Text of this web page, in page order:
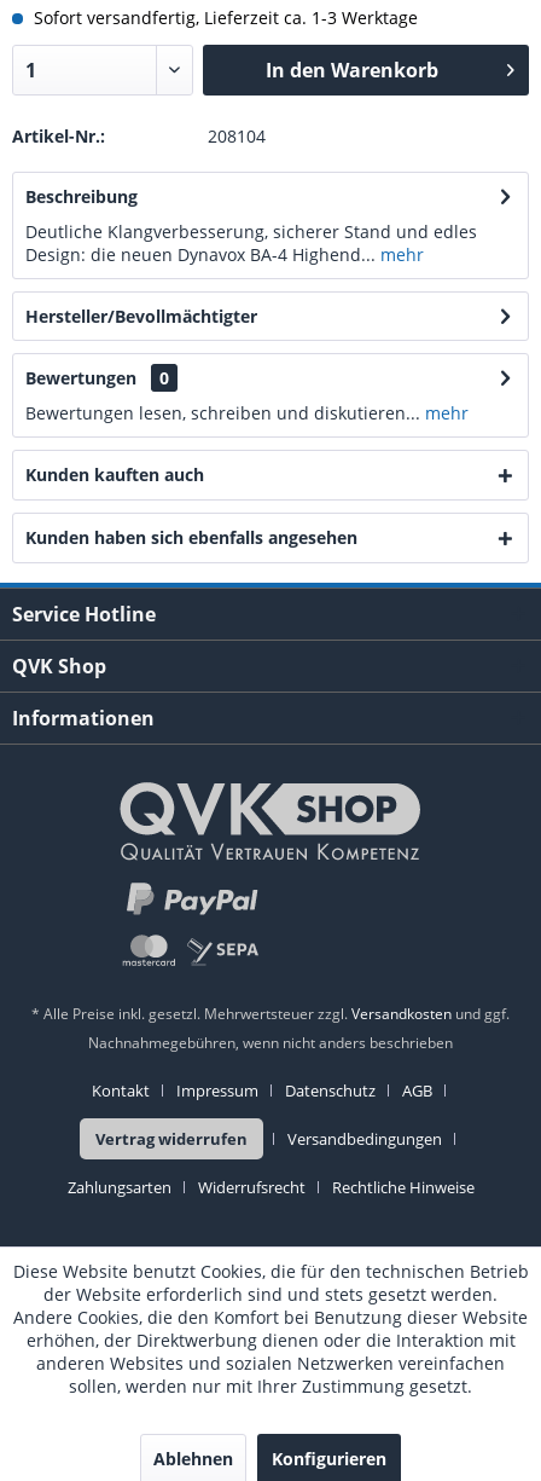
Sofort versandfertig, Lieferzeit ca. 1-3 Werktage
In den Warenkorb
Artikel-Nr.: 208104
Beschreibung
Deutliche Klangverbesserung, sicherer Stand und edles
Design: die neuen Dynavox BA-4 Highend... mehr
Hersteller/Bevollmächtigter
Bewertungen
0
Bewertungen lesen, schreiben und diskutieren... mehr
Kunden kauften auch
Kunden haben sich ebenfalls angesehen
Service Hotline
QVK Shop
Informationen
* Alle Preise inkl. gesetzl. Mehrwertsteuer zzgl.Versandkosten und ggf.
Nachnahmegebühren, wenn nicht anders beschrieben
Kontakt Impressum Datenschutz AGB
Vertrag widerrufen Versandbedingungen
Zahlungsarten Widerrufsrecht Rechtliche Hinweise
Diese Website benutzt Cookies, die für den technischen Betrieb
der Website erforderlich sind und stets gesetzt werden.
Andere Cookies, die den Komfort bei Benutzung dieser Website
erhöhen, der Direktwerbung dienen oder die Interaktion mit
anderen Websites und sozialen Netzwerken vereinfachen
sollen, werden nur mit Ihrer Zustimmung gesetzt.
Ablehnen Konfigurieren